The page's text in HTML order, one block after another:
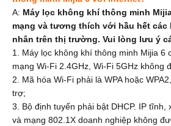
A: Máy lọc không khí thông minh
mạng và tương thích với hầu hết các
nhân trên thị trường. Vui lòng lưu ý
1. Máy lọc không khí thông minh Mijia 6
mạng Wi-Fi 2.4GHz, Wi-Fi 5GHz không
2. Mã hóa Wi-Fi phải là WPA hoặc
trợ;
3. Bộ định tuyến phải bật DHCP. IP
và mạng 802.1X doanh nghiệp không